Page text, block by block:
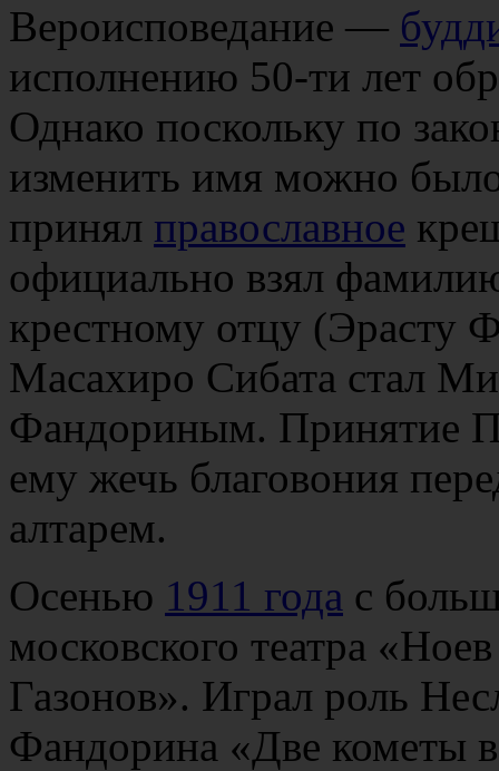
Вероисповедание —
исполнению 50-ти лет
Однако поскольку по
изменить имя можно
принял православное
официально взял
крестному отцу (Эрасту
Масахиро Сибата стал
Фандориным. Принятие
ему жечь благовония
алтарем.
Осенью 1911 года с
московского театра
Газонов». Играл роль
Фандорина «Две кометы в